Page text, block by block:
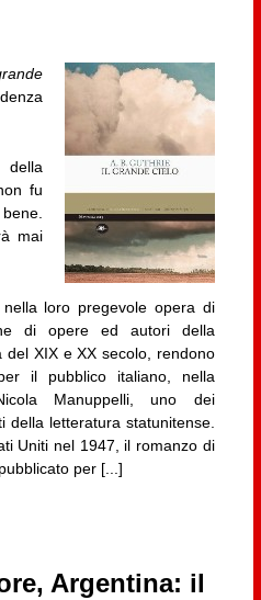
della
fu
mai
loro pregevole opera di
di opere ed autori della
del XIX e XX secolo, rendono
il pubblico italiano, nella
Manuppelli, uno dei
della letteratura statunitense.
Uniti nel 1947, il romanzo di
per [...]
Argentina: il